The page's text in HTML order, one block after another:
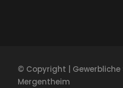
© Copyright | Gewerbliche
Mergentheim